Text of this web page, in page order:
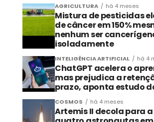
AGRICULTURA há 4 meses
Mistura de pesticidas
de câncer em 150%
nenhum ser
isoladamente
INTELIGÊNCIA ARTIFICIAL há 4
ChatGPT acelera o
mas prejudica a
prazo, aponta estudo
COSMOS há 4 meses
Artemis II decola para a